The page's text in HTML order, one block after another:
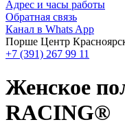
Адрес и часы работы
Обратная связь
Канал в Whats App
Порше Центр
+7 (391) 267 99 11
Женское
RACING®